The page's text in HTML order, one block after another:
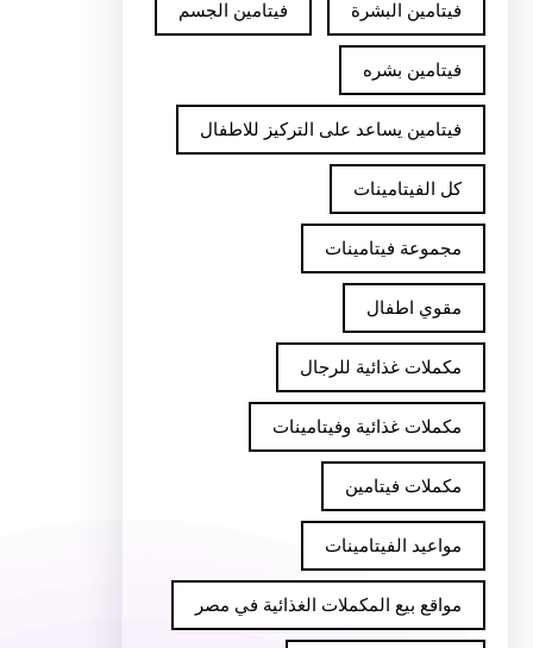
فيتامين البشرة فيتامين الجسم
فيتامين بشره
فيتامين يساعد على التركيز للاطفال
كل الفيتامينات
مجموعة فيتامينات
مقوي اطفال
مكملات غذائية للرجال
مكملات غذائية وفيتامينات
مكملات فيتامين
مواعيد الفيتامينات
مواقع بيع المكملات الغذائية في مصر